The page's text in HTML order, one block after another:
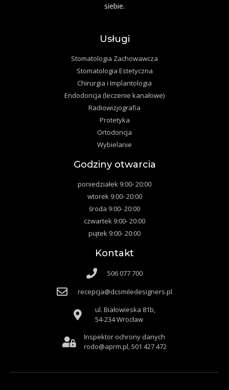
siebie.
Usługi
Stomatologia Zachowawcza
Stomatologia Estetyczna
Chirurgia i Implantologia
Endodoncja (leczenie kanałowe)
Radiowizjografia
Protetyka
Ortodoncja
Wybielanie
Godziny otwarcia
poniedziałek 9:00- 20:00
wtorek 9:00- 20:00
środa 9:00- 20:00
czwartek 9:00- 20:00
piątek 9:00- 20:00
Kontakt
506 077 700
recepcja@dcsmiledesigners.pl
ul. Białowieska 81b,
54-234 Wrocław
Inspektor ochrony danych
rodo@aprm.pl, 501 427 472